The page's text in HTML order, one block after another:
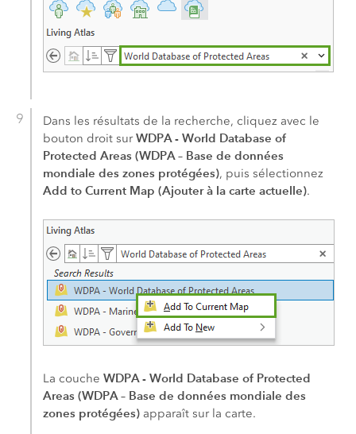
Dans les résultats de la recherche, cliquez avec le
bouton droit surWDPA - World Database of
Protected Areas (WDPA – Base de données
mondiale des zones protégées), puis sélectionnez
Add to Current Map (Ajouter à la carte actuelle).
La coucheWDPA - World Database of Protected
Areas (WDPA – Base de données mondiale des
zones protégées) apparaît sur la carte.